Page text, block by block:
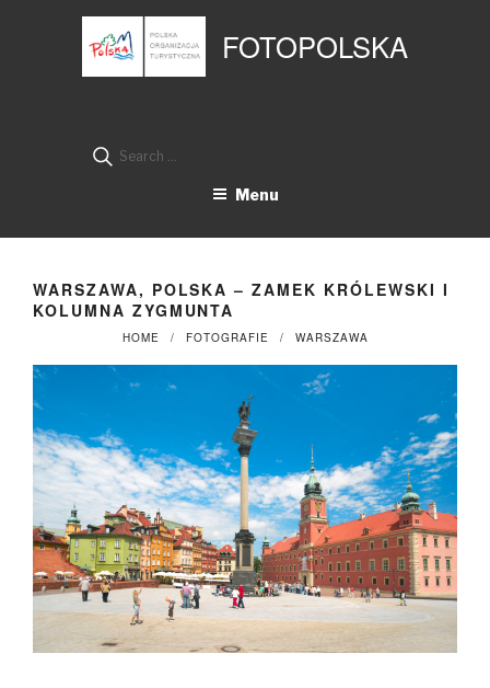
FOTOPOLSKA
Search
Menu
WARSZAWA, POLSKA – ZAMEK KRÓLEWSKI I
KOLUMNA ZYGMUNTA
HOME FOTOGRAFIE WARSZAWA
Panel zarządzania plikami cookies